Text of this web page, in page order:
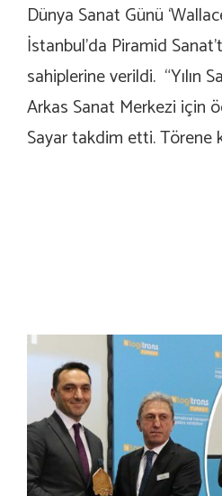
Dünya Sanat Günü
İstanbul’da Piramid
sahiplerine verildi. “Yılın
Arkas Sanat Merkezi için
Sayar takdim etti. Törene